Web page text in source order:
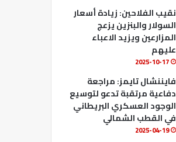
نقيب الفلاحين: زيادة أسعار
السولار والبنزين يزعج
المزارعين ويزيد الاعباء
عليهم
2025-10-17
فايننشال تايمز: مراجعة
دفاعية مرتقبة تدعو لتوسيع
الوجود العسكري البريطاني
في القطب الشمالي
2025-04-19